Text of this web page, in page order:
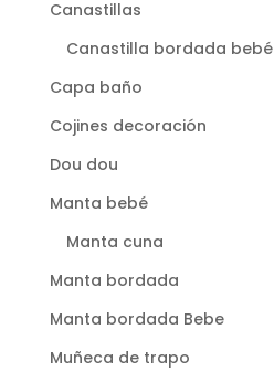
Canastillas
Canastilla bordada bebé
Capa baño
Cojines decoración
Dou dou
Manta bebé
Manta cuna
Manta bordada
Manta bordada Bebe
Muñeca de trapo